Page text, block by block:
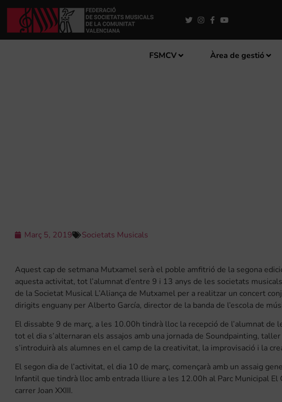
FSMCV Àrea de gestió
Març 5, 2019 Societats Musicals
Aquest cap de setmana Mutxamel serà el poble amfitrió de la segona
aquesta activitat, tot l’alumnat d’entre 9 i 13 anys de les societats
de la Societat Musical L’Aliança de Mutxamel per a realitzar un concert
dirigits enguany per Alberto García, director de la banda de l’escola de
El dissabte 9 de març, a les 10.00h tindrà lloc la recepció de l’alumnat
tot el dia s’alternaran els assajos amb una jornada de Soundpainting,
s’introduirà als alumnes en el camp de la creativitat, la improvisació i la
El segon dia de l’activitat, el dia 10 de març, començarà amb un assaig
Infantil que tindrà lloc amb entrada lliure a les 12.00h al Parc Municipal
carrer Joan XXIII.